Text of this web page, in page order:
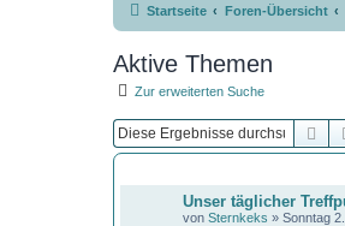
Startseite Foren-Übersicht
Aktive Themen
Zur erweiterten Suche
Unser täglicher
von Sternkeks » Sonntag